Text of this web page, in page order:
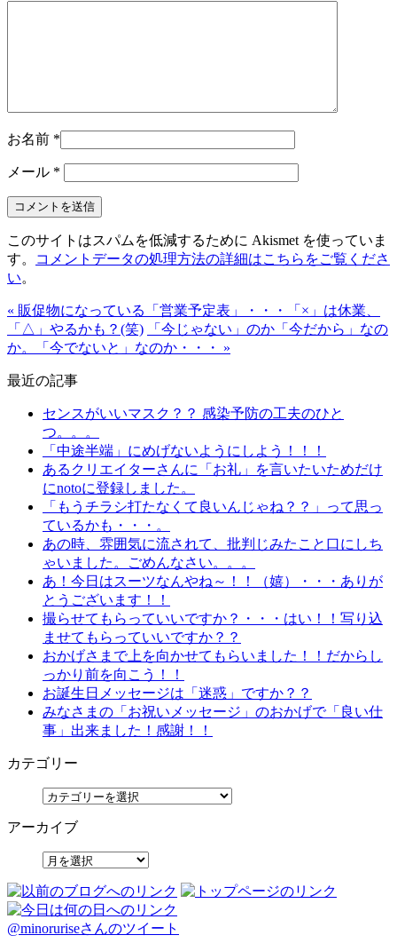
お名前 *
メール *
このサイトはスパムを低減するために Akismet を使っていま
す。
コメントデータの処理方法の詳細はこちらをご覧くださ
い。
« 販促物になっている「営業予定表」・・・「×」は休業、
「△」やるかも？(笑)
「今じゃない」のか「今だから」なの
か。「今でないと」なのか・・・ »
最近の記事
センスがいいマスク？？ 感染予防の工夫のひと
つ。。。
「中途半端」にめげないようにしよう！！！
あるクリエイターさんに「お礼」を言いたいためだけ
にnotoに登録しました。
「もうチラシ打たなくて良いんじゃね？？」って思っ
ているかも・・・。
あの時、雰囲気に流されて、批判じみたこと口にしち
ゃいました。ごめんなさい。。。
あ！今日はスーツなんやね～！！（嬉）・・・ありが
とうございます！！
撮らせてもらっていいですか？・・・はい！！写り込
ませてもらっていいですか？？
おかげさまで上を向かせてもらいました！！だからし
っかり前を向こう！！
お誕生日メッセージは「迷惑」ですか？？
みなさまの「お祝いメッセージ」のおかげで「良い仕
事」出来ました！感謝！！
カテゴリー
アーカイブ
@minoruriseさんのツイート